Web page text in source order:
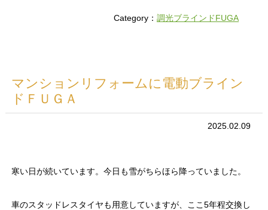
Category：調光ブラインドFUGA
マンションリフォームに電動ブライン
ドＦＵＧＡ
2025.02.09
寒い日が続いています。今日も雪がちらほら降っていました。
車のスタッドレスタイヤも用意していますが、ここ5年程交換し